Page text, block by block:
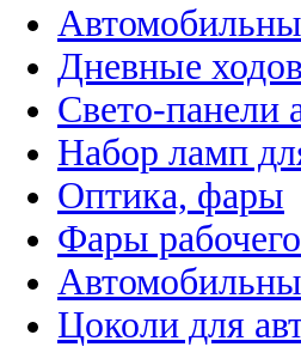
Дневные
Свето-панели
Набор ламп
Оптика, фары
Фары рабочего
Цоколи для